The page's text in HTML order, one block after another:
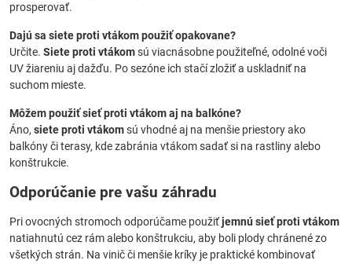
prosperovať.
Dajú sa siete proti vtákom použiť opakovane?
Určite. Siete proti vtákomsú viacnásobne použiteľné, odolné voči
UV žiareniu aj dažďu. Po sezóne ich stačí zložiť a uskladniť na
suchom mieste.
Môžem použiť sieť proti vtákom aj na balkóne?
Áno, siete proti vtákomsú vhodné aj na menšie priestory ako
balkóny či terasy, kde zabránia vtákom sadať si na rastliny alebo
konštrukcie.
Odporúčanie pre vašu záhradu
Pri ovocných stromoch odporúčame použiťjemnú sieť proti vtákom
natiahnutú cez rám alebo konštrukciu, aby boli plody chránené zo
všetkých strán. Na vinič či menšie kríky je praktické kombinovať